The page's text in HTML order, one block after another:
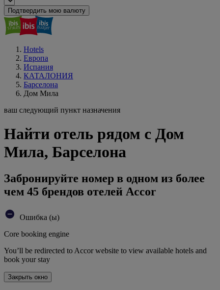
Подтвердить мою валюту
Hotels
Европа
Испания
КАТАЛОНИЯ
Барселона
Дом Мила
ваш следующий пункт назначения
Найти отель рядом с Дом
Мила, Барселона
Забронируйте номер в одном из более
чем 45 брендов отелей Accor
Ошибка (ы)
Core booking engine
You’ll be redirected to Accor website to view available hotels and
book your stay
Закрыть окно